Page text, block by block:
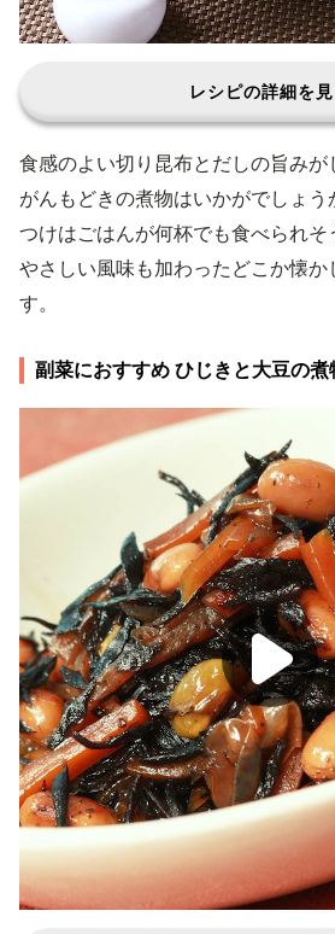
レシピの詳細を
食感のよい切り昆布とだしの旨み
がんもどきの煮物はいかがでしょ
つけはごはんが何杯でも食べられ
やさしい風味も加わったどこか懐
す。
副菜におすすめ ひじきと大豆の煮